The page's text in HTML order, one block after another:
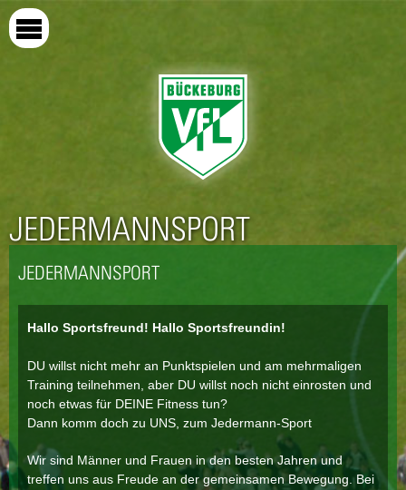
JEDERMANNSPORT
JEDERMANNSPORT
Hallo Sportsfreund! Hallo Sportsfreundin!
DU willst nicht mehr an Punktspielen und am mehrmaligen
Training teilnehmen, aber DU willst noch nicht einrosten und
noch etwas für DEINE Fitness tun?
Dann komm doch zu UNS, zum Jedermann-Sport
Wir sind Männer und Frauen in den besten Jahren und
treffen uns aus Freude an der gemeinsamen Bewegung. Bei